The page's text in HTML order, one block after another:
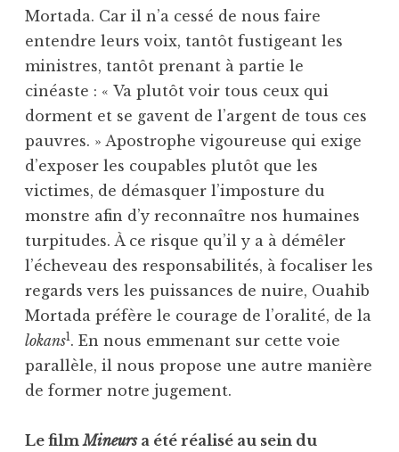
Mortada. Car il n’a cessé de nous faire
entendre leurs voix, tantôt fustigeant les
ministres, tantôt prenant à partie le
cinéaste : « Va plutôt voir tous ceux qui
dorment et se gavent de l’argent de tous ces
pauvres. » Apostrophe vigoureuse qui exige
d’exposer les coupables plutôt que les
victimes, de démasquer l’imposture du
monstre afin d’y reconnaître nos humaines
turpitudes. À ce risque qu’il y a à démêler
l’écheveau des responsabilités, à focaliser les
regards vers les puissances de nuire, Ouahib
Mortada préfère le courage de l’oralité, de la
lokans1. En nous emmenant sur cette voie
parallèle, il nous propose une autre manière
de former notre jugement.
Le filmMineursa été réalisé au sein du